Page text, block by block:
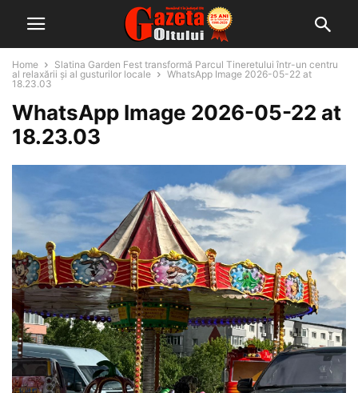
Home
Slatina Garden Fest transformă Parcul Tineretului într-un centru
al relaxării și al gusturilor locale
WhatsApp Image 2026-05-22 at
18.23.03
WhatsApp Image 2026-05-22 at
18.23.03